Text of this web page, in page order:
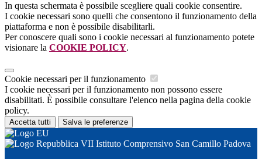
In questa schermata è possibile scegliere quali cookie consentire.
I cookie necessari sono quelli che consentono il funzionamento della
piattaforma e non è possibile disabilitarli.
Per conoscere quali sono i cookie necessari al funzionamento potete
visionare la COOKIE POLICY.
Cookie necessari per il funzionamento
I cookie necessari per il funzionamento non possono essere
disabilitati. È possibile consultare l'elenco nella pagina della cookie
policy.
Accetta tutti Salva le preferenze
VII Istituto Comprensivo San Camillo Padova